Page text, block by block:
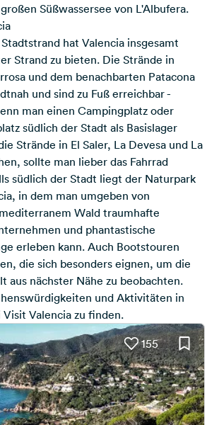
Süßwassersee von L'Albufera.
hat Valencia insgesamt
Strand zu bieten. Die Strände in
und dem benachbarten Patacona
und sind zu Fuß erreichbar -
man einen Campingplatz oder
südlich der Stadt als Basislager
Strände in El Saler, La Devesa und La
sollte man lieber das Fahrrad
südlich der Stadt liegt der Naturpark
in dem man umgeben von
Wald traumhafte
und phantastische
erleben kann. Auch Bootstouren
die sich besonders eignen, um die
aus nächster Nähe zu beobachten.
und Aktivitäten in
Visit Valencia zu finden.
155